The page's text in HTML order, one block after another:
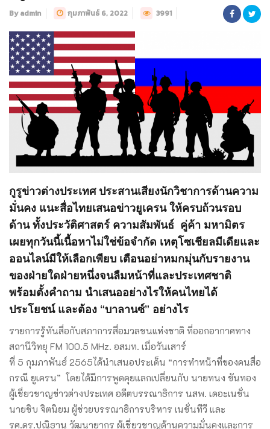
By admin กุมภาพันธ์ 6, 2022 3991
กูรูข่าวต่างประเทศ ประสานเสียงนักวิชาการด้านความ
มั่นคง แนะสื่อไทยเสนอข่าวยูเครน ให้ครบถ้วนรอบ
ด้าน ทั้งประวัติศาสตร์ ความสัมพันธ์ คู่ค้า มหามิตร
เผยทุกวันนี้เนื้อหาไม่ใช่ข้อจำกัด เหตุโซเชียลมีเดียและ
ออนไลน์มีให้เลือกเพียบ เตือนอย่าหมกมุ่นกับรายงาน
ของฝ่ายใดฝ่ายหนึ่งจนลืมหน้าที่และประเทศชาติ
พร้อมตั้งคำถาม นำเสนออย่างไรให้คนไทยได้
ประโยชน์ และต้อง “บาลานซ์” อย่างไร
รายการรู้ทันสื่อกับสภาการสื่อมวลชนแห่งชาติ ที่ออกอากาศทาง
สถานีวิทยุ FM 100.5 MHz. อสมท. เมื่อวันเสาร์
ที่ 5 กุมภาพันธ์ 2565ได้นำเสนอประเด็น “การทำหน้าที่ของคนสื่อ
กรณี ยูเครน” โดยได้มีการพูดคุยแลกเปลี่ยนกับ นายทนง ขันทอง
ผู้เชี่ยวชาญข่าวต่างประเทศ อดีตบรรณาธิการ นสพ. เดอะเนชั่น
นายชิบ จิตนิยม ผู้ช่วยบรรณาธิการบริหาร เนชั่นทีวี และ
รศ.ดร.ปณิธาน วัฒนายากร ผู้เชี่ยวชาญด้านความมั่นคงและการ